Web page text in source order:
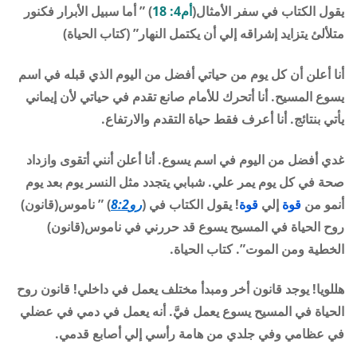
يقول الكتاب في سفر الأمثال(أم4: 18
) ” أما سبيل الأبرار فكنور
متلألئ يتزايد إشراقه إلي أن يكتمل النهار” (كتاب الحياة)
أنا أعلن أن كل يوم من حياتي أفضل من اليوم الذي قبله في اسم
يسوع المسيح. أنا أتحرك للأمام صانع تقدم في حياتي لأن إيماني
يأتي بنتائج. أنا أعرف فقط حياة التقدم والارتفاع.
غدي أفضل من اليوم في اسم يسوع. أنا أعلن أنني أتقوى وازداد
صحة في كل يوم يمر علي. شبابي يتجدد مثل النسر يوم بعد يوم
أنمو من قوة إلي قوة! يقول الكتاب في (رو8:2
) ” ناموس(قانون)
روح الحياة في المسيح يسوع قد حررني في ناموس(قانون)
الخطية ومن الموت”. كتاب الحياة.
هللويا! يوجد قانون أخر ومبدأ مختلف يعمل في داخلي! قانون روح
الحياة في المسيح يسوع يعمل فيَّ. أنه يعمل في دمي في عضلي
في عظامي وفي جلدي من هامة رأسي إلي أصابع قدمي.